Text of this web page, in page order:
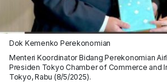
Dok Kemenko Perekonomian
Menteri Koordinator Bidang Perekonomian
Presiden Tokyo Chamber of Commerce and
Tokyo, Rabu (8/5/2025).